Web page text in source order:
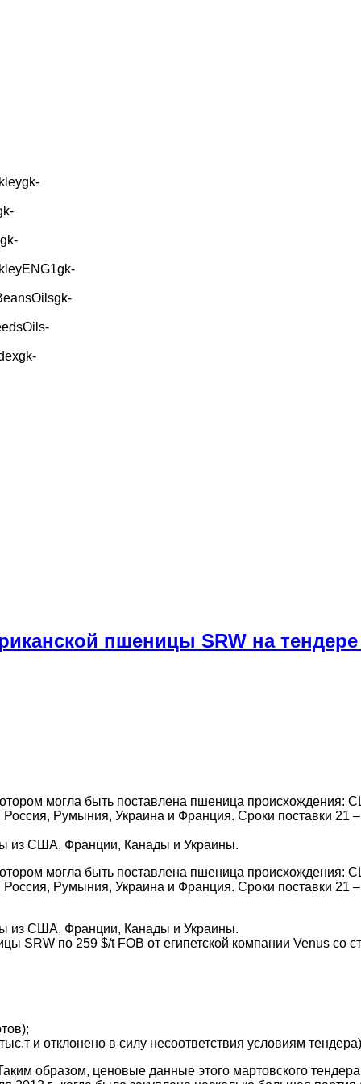
пшеницы SRW на тендере
могла быть поставлена пшеница происхождения:
Румыния, Украина и Франция. Сроки поставки 21
из США, Франции, Канады и Украины.
могла быть поставлена пшеница происхождения:
Румыния, Украина и Франция. Сроки поставки 21
из США, Франции, Канады и Украины.
SRW по 259 $/t FOB от египетской компании Venus со
и отклонено в силу несоответствия условиям
образом, ценовые данные этого мартовского тендера